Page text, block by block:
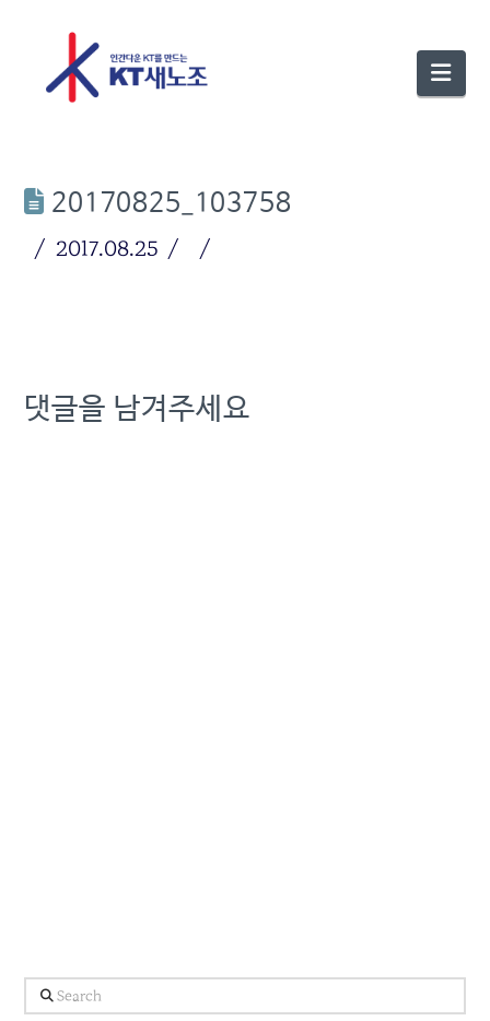
20170825_103758
2017.08.25
댓글을 남겨주세요
Search